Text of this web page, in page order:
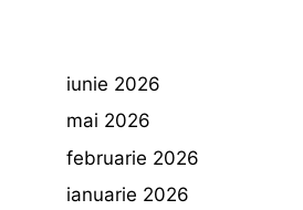
iunie 2026
mai 2026
februarie 2026
ianuarie 2026